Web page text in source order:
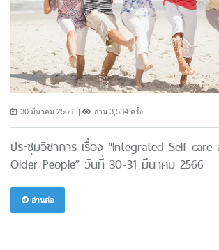
30 มีนาคม 2566 อ่าน 3,534 ครั้ง
ประชุมวิชาการ เรื่อง “Integrated Self-
Older People” วันที่ 30-31 มีนาคม 2566
อ่านต่อ